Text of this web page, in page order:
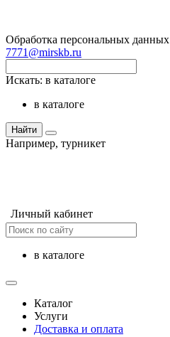
Обработка персональных данных
7771@mirskb.ru
Искать: в каталоге
в каталоге
Найти
Например, турникет
Личный кабинет
в каталоге
Каталог
Услуги
Доставка и оплата